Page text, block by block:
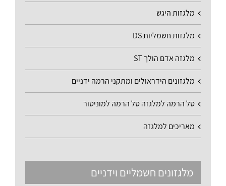
מלגזות היגש
מלגזות חשמליות DS
מלגזה אדם הולך ST
מלגזונים הידראולים ומתקני הרמה ידניים
סל הרמה למלגזה סל הרמה למוניטור
מאריכים למלגזה
מלגזונים חשמליים וידניים